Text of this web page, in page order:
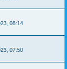
08:14
07:50